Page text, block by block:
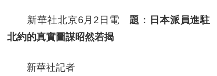
新華社北京6月2日電 題：日本派員進駐
北約的真實圖謀昭然若揭
新華社記者